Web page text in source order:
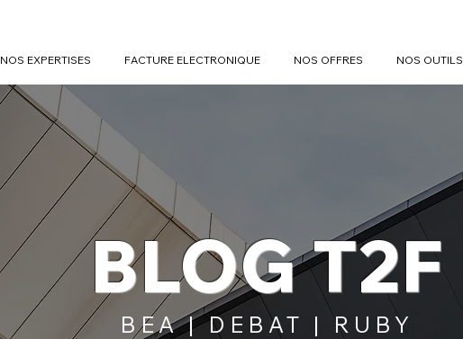
NOS EXPERTISES FACTURE ELECTRONIQUE NOS OFFRES NOS OUTILS
BLOG T2F
BEA | DEBAT | RUBY